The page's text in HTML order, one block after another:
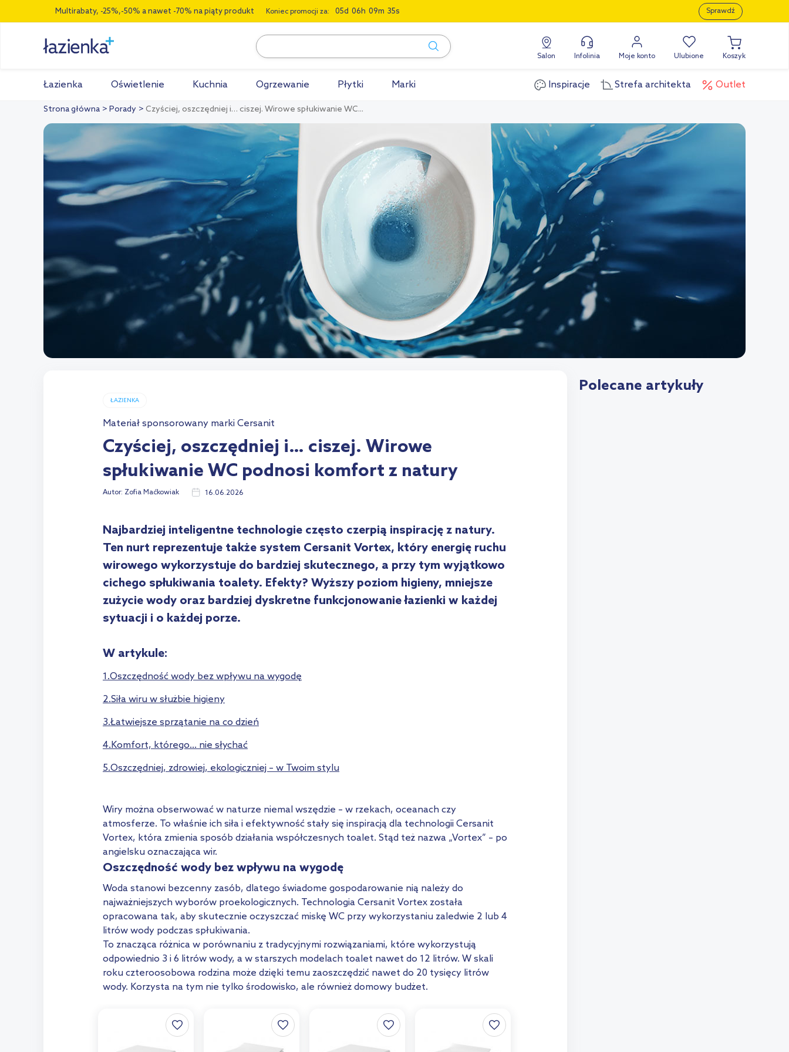
Multirabaty, -25%,-50% a nawet -70% na piąty produkt Koniec promocji za: 05 06 09 34 Sprawdź
Salon Infolinia Moje konto Ulubione Koszyk
Łazienka Oświetlenie Kuchnia Ogrzewanie Płytki Marki Inspiracje Strefa architekta Outlet
Strona główna Porady Czyściej, oszczędniej i… ciszej. Wirowe spłukiwanie WC...
Materiał sponsorowany marki Cersanit
Czyściej, oszczędniej i… ciszej. Wirowe
spłukiwanie WC podnosi komfort z natury
ŁAZIENKA
16.06.2026
Autor: Zofia Maćkowiak
Najbardziej inteligentne technologie często czerpią inspirację z natury.
Ten nurt reprezentuje także system Cersanit Vortex, który energię ruchu
wirowego wykorzystuje do bardziej skutecznego, a przy tym wyjątkowo
cichego spłukiwania toalety. Efekty? Wyższy poziom higieny, mniejsze
zużycie wody oraz bardziej dyskretne funkcjonowanie łazienki w każdej
sytuacji i o każdej porze.
W artykule:
1.Oszczędność wody bez wpływu na wygodę
2.Siła wiru w służbie higieny
3.Łatwiejsze sprzątanie na co dzień
4.Komfort, którego… nie słychać
5.Oszczędniej, zdrowiej, ekologiczniej – w Twoim stylu
Wiry można obserwować w naturze niemal wszędzie – w rzekach, oceanach czy
atmosferze. To właśnie ich siła i efektywność stały się inspiracją dla technologii Cersanit
Vortex, która zmienia sposób działania współczesnych toalet. Stąd też nazwa „Vortex” – po
angielsku oznaczająca wir.
Oszczędność wody bez wpływu na wygodę
Woda stanowi bezcenny zasób, dlatego świadome gospodarowanie nią należy do
najważniejszych wyborów proekologicznych. Technologia Cersanit Vortex została
opracowana tak, aby skutecznie oczyszczać miskę WC przy wykorzystaniu zaledwie 2 lub 4
litrów wody podczas spłukiwania.
To znacząca różnica w porównaniu z tradycyjnymi rozwiązaniami, które wykorzystują
odpowiednio 3 i 6 litrów wody, a w starszych modelach toalet nawet do 12 litrów. W skali
roku czteroosobowa rodzina może dzięki temu zaoszczędzić nawet do 20 tysięcy litrów
wody. Korzysta na tym nie tylko środowisko, ale również domowy budżet.
Polecane artykuły